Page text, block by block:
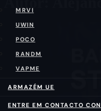
MRVI
UWIN
POCO
RANDM
VAPME
ARMAZÉM UE
ENTRE EM CONTACTO